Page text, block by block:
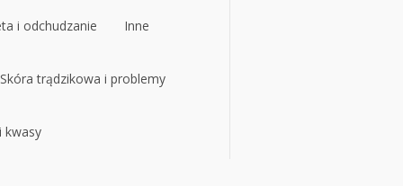
i odchudzanie
i odchudzanie
Inne
Inne
Skóra trądzikowa i problemy
Skóra trądzikowa i problemy
kwasy